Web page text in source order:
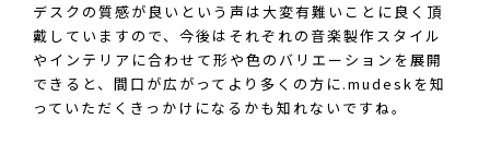
デスクの質感が良いという声は大変有難いことに良く頂
戴していますので、今後はそれぞれの音楽製作スタイル
やインテリアに合わせて形や色のバリエーションを展開
できると、間口が広がってより多くの方に.mudeskを知
っていただくきっかけになるかも知れないですね。